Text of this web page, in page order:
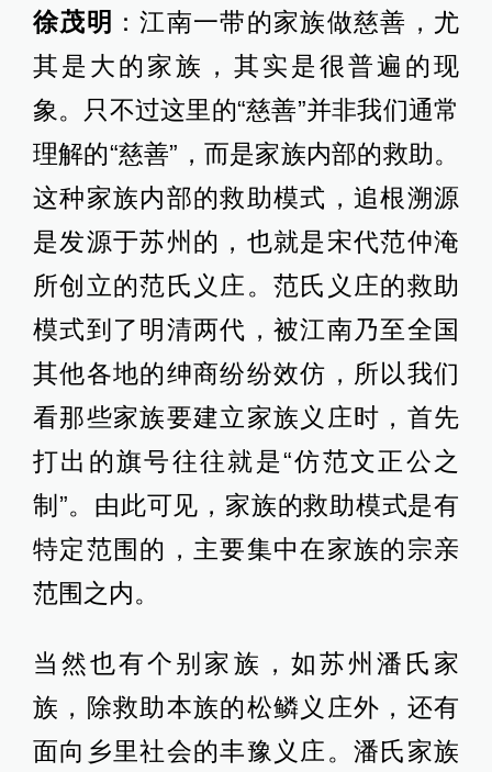
徐茂明 ：江南一带的家族做慈善，尤
其是大的家族，其实是很普遍的现
象。只不过这里的“慈善”并非我们通常
理解的“慈善”，而是家族内部的救助。
这种家族内部的救助模式，追根溯源
是发源于苏州的，也就是宋代范仲淹
所创立的范氏义庄。范氏义庄的救助
模式到了明清两代，被江南乃至全国
其他各地的绅商纷纷效仿，所以我们
看那些家族要建立家族义庄时，首先
打出的旗号往往就是“仿范文正公之
制”。由此可见，家族的救助模式是有
特定范围的，主要集中在家族的宗亲
范围之内。
当然也有个别家族，如苏州潘氏家
族，除救助本族的松鳞义庄外，还有
面向乡里社会的丰豫义庄。潘氏家族